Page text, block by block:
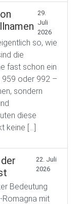
29.
Juli
2026
so, wie
die
fast schon ein
959 oder 992 –
sondern
diese
keine […]
22. Juli
2026
Bedeutung
Romagna mit